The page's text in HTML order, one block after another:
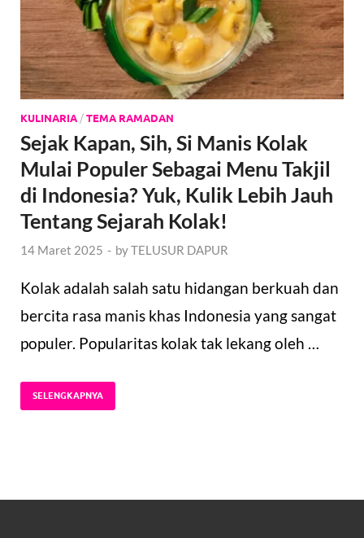
KULINARIA/TEMA RAMADAN
Sejak Kapan, Sih, Si Manis Kolak
Mulai Populer Sebagai Menu Takjil
di Indonesia? Yuk, Kulik Lebih Jauh
Tentang Sejarah Kolak!
14 Maret 2025 - byTELUSUR DAPUR
Kolak adalah salah satu hidangan berkuah dan
bercita rasa manis khas Indonesia yang sangat
populer. Popularitas kolak tak lekang oleh …
SELENGKAPNYA